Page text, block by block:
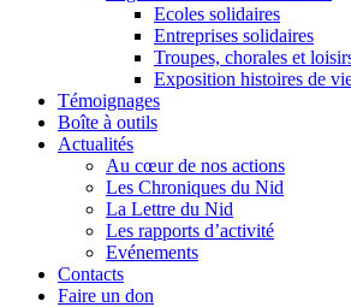
Ecoles solidaires
Entreprises solidaires
Troupes, chorales et
Exposition histoires de
Témoignages
Boîte à outils
Actualités
Au cœur de nos actions
Les Chroniques du Nid
La Lettre du Nid
Les rapports d’activité
Evénements
Contacts
Faire un don